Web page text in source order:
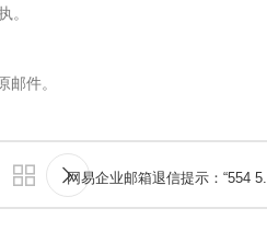
。
邮件。
网易企业邮箱退信提示：“554